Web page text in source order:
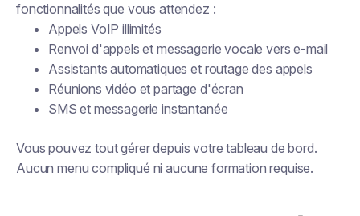
fonctionnalités que vous attendez :
Appels VoIP illimités
Renvoi d'appels et messagerie vocale vers e-mail
Assistants automatiques et routage des appels
Réunions vidéo et partage d'écran
SMS et messagerie instantanée
Vous pouvez tout gérer depuis votre tableau de bord.
Aucun menu compliqué ni aucune formation requise.